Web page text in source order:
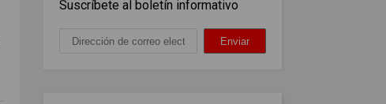
Suscríbete al boletín informativo